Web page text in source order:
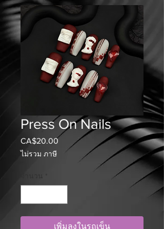
Press On Nails
CA$20.00 ราคา
ไม่รวม ภาษี
เพิ่มลงในรถเข็น